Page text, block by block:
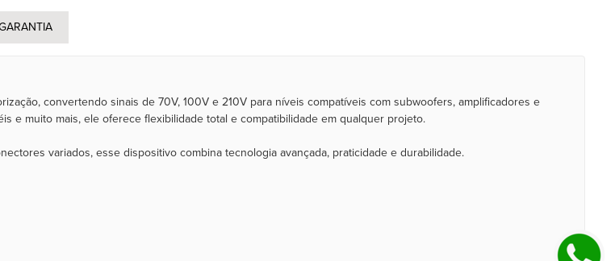
convertendo sinais de 70V, 100V e 210V para níveis compatíveis com subwoofers, amplificadores e
e muito mais, ele oferece flexibilidade total e compatibilidade em qualquer projeto.
variados, esse dispositivo combina tecnologia avançada, praticidade e durabilidade.